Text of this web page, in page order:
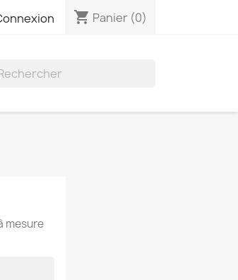
shopping_cart Panier (0)
mesure